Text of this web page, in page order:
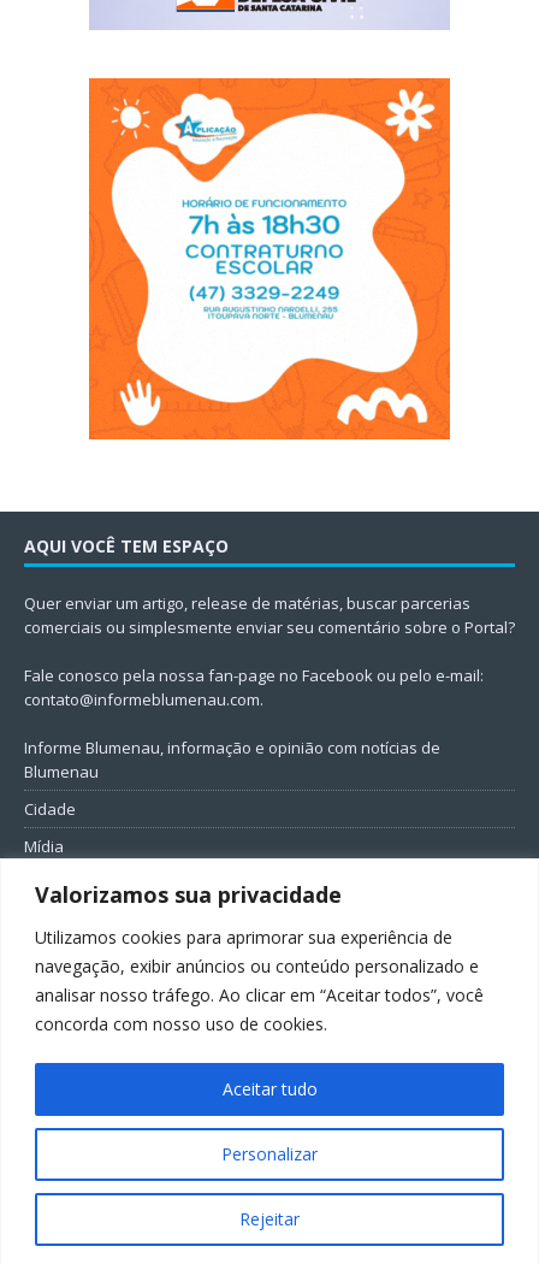
Valorizamos sua privacidade
Utilizamos cookies para aprimorar sua experiência de
navegação, exibir anúncios ou conteúdo personalizado e
analisar nosso tráfego. Ao clicar em “Aceitar todos”, você
concorda com nosso uso de cookies.
Personalizar
Rejeitar
Aceitar tudo
AQUI VOCÊ TEM ESPAÇO
Quer enviar um artigo, release de matérias, buscar parcerias
comerciais ou simplesmente enviar seu comentário sobre o Portal?
Fale conosco pela nossa fan-page no Facebook ou pelo e-mail:
contato@informeblumenau.com.
Informe Blumenau, informação e opinião com notícias de
Blumenau
Cidade
Mídia
Entretenimento
Política
Todos os direitos reservados ao Informe Blumenau
GovernarTI